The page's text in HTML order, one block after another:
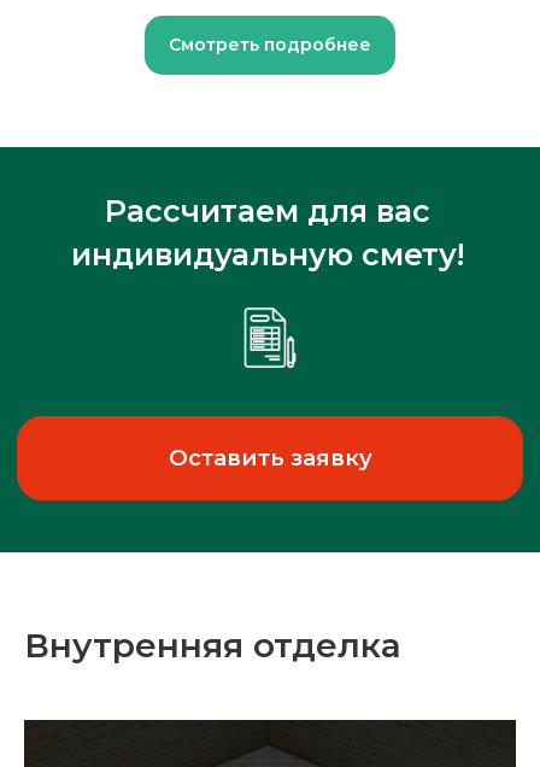
Смотреть подробнее
Внутренняя отделка